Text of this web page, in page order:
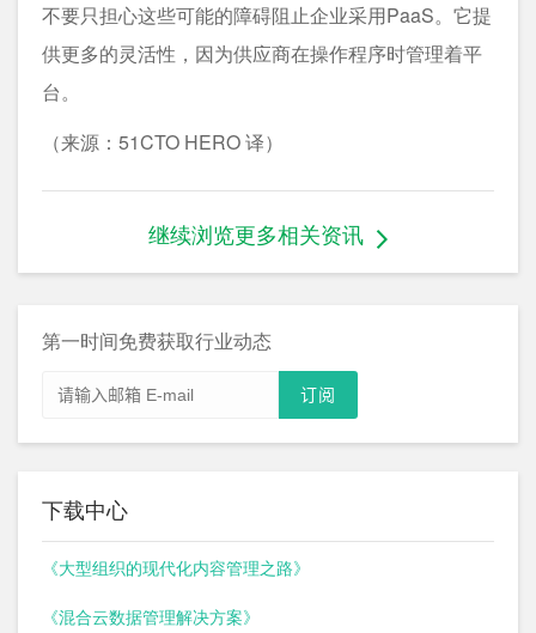
不要只担心这些可能的障碍阻止企业采用PaaS。它提
供更多的灵活性，因为供应商在操作程序时管理着平
台。
（来源：51CTO HERO 译）
继续浏览更多相关资讯
第一时间免费获取行业动态
下载中心
《大型组织的现代化内容管理之路》
《混合云数据管理解决方案》